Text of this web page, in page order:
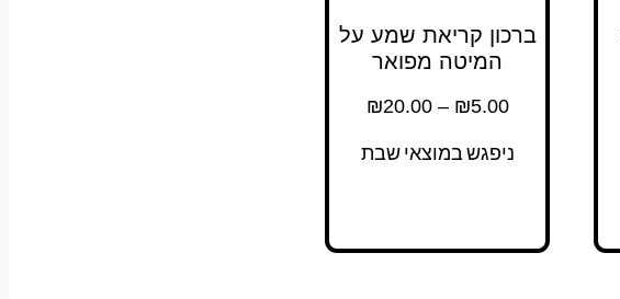
ברכון קריאת שמע על
המיטה מפואר
₪5.00
–
₪20.00
ניפגש במוצאי שבת